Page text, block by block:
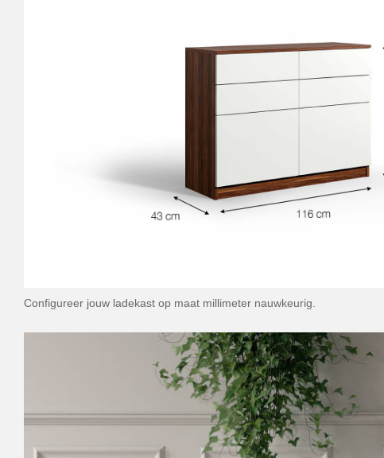
Configureer jouw ladekast op maat millimeter nauwkeurig.